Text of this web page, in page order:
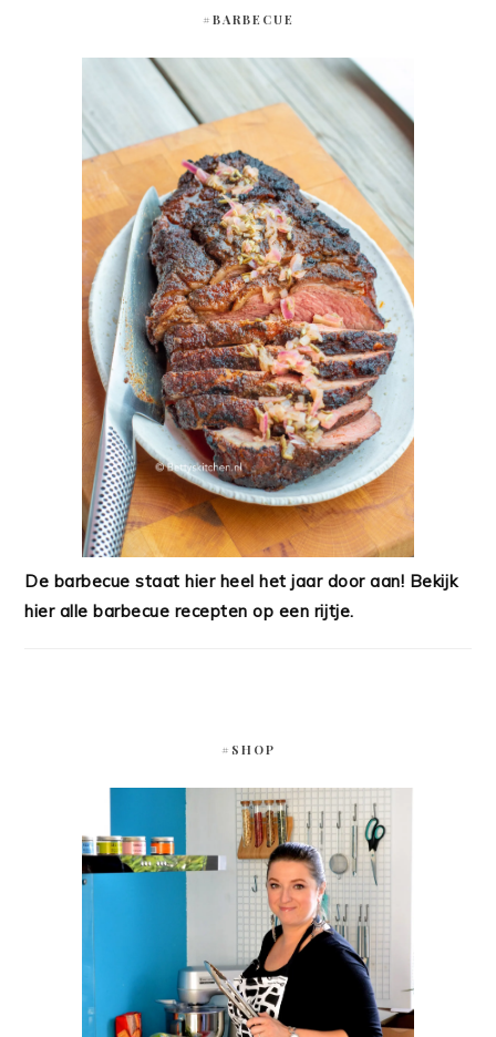
#BARBECUE
De barbecue staat hier heel het jaar door aan! Bekijk
hier alle barbecue recepten op een rijtje.
#SHOP